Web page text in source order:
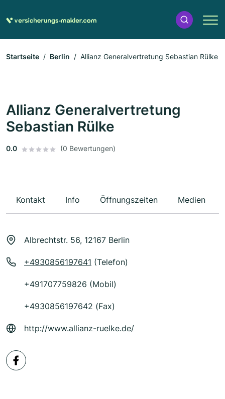
Startseite Berlin Allianz Generalvertretung Sebastian Rülke
Allianz Generalvertretung
Sebastian Rülke
0.0 (0 Bewertungen)
Kontakt Info Öffnungszeiten Medien
Albrechtstr. 56, 12167 Berlin
+4930856197641 (Telefon)
+491707759826 (Mobil)
+4930856197642 (Fax)
http://www.allianz-ruelke.de/